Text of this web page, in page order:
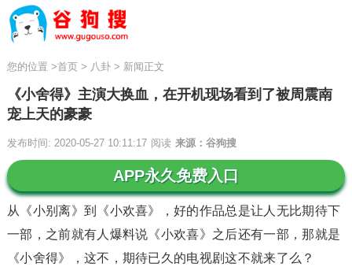
您的位置 >首页> 八卦> 新闻正文
《小舍得》主演大换血，在开机现场看到了被周震南
宠上天的豪豪
发布时间: 2020-05-27 10:11:17 来源：谷狗搜
阅读
APP永久免费入口
从《小别离》到《小欢喜》，好的作品总是让人无比期待下
一部，之前就有人爆料说《小欢喜》之后还有一部，那就是
《小舍得》，这不，期待已久的电视剧这不就来了么？